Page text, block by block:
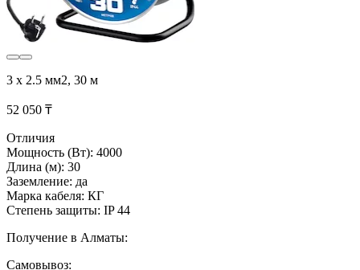
3 x 2.5 мм2, 30 м
52 050 ₸
Отличия
Мощность (Вт): 4000
Длина (м): 30
Заземление: да
Марка кабеля: КГ
Степень защиты: IP 44
Получение в Алматы:
Самовывоз: